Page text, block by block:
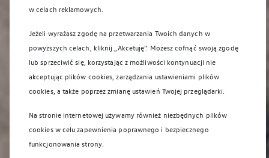
w celach reklamowych.
Jeżeli wyrażasz zgodę na przetwarzania Twoich danych w
powyższych celach, kliknij „Akcetuję”. Możesz cofnąć swoją zgodę
lub sprzeciwić się, korzystając z możliwości kontynuacji nie
akceptując plików cookies, zarządzania ustawieniami plików
cookies, a także poprzez zmianę ustawień Twojej przeglądarki.
Na stronie internetowej używamy również niezbędnych plików
cookies w celu zapewnienia poprawnego i bezpiecznego
funkcjonowania strony.